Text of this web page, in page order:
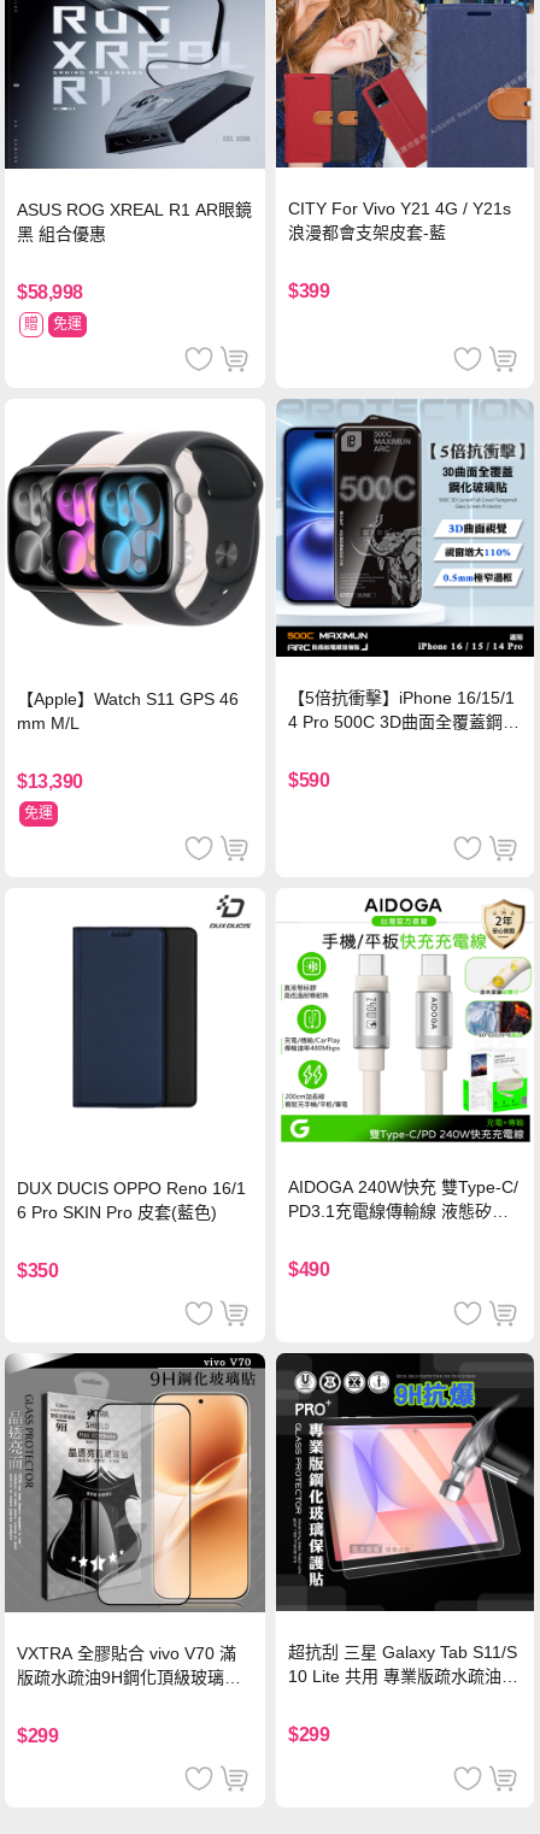
ASUS ROG XREAL R1 AR眼鏡
黑 組合優惠
$58,998
贈 免運
CITY For Vivo Y21 4G / Y21s
浪漫都會支架皮套-藍
$399
【Apple】Watch S11 GPS 46
mm M/L
$13,390
免運
【5倍抗衝擊】iPhone 16/15/1
4 Pro 500C 3D曲面全覆蓋鋼化
保護貼
$590
DUX DUCIS OPPO Reno 16/1
6 Pro SKIN Pro 皮套(藍色)
$350
AIDOGA 240W快充 雙Type-C/
PD3.1充電線傳輸線 液態矽膠
機/平板/筆電
$490
VXTRA 全膠貼合 vivo V70 滿
版疏水疏油9H鋼化頂級玻璃貼
$299
超抗刮 三星 Galaxy Tab S11/S
10 Lite 共用 專業版疏水疏油9
$299